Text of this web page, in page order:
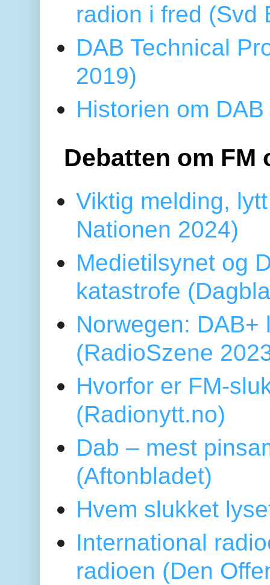
radion i fred (Svd
DAB Technical
2019)
Historien om
Debatten om FM
Viktig melding,
Nationen 2024)
Medietilsynet og
katastrofe
Norwegen:
(RadioSzene
Hvorfor er FM-
(Radionytt.no)
Dab – mest
(Aftonbladet)
Hvem slukket
International
radioen (Den